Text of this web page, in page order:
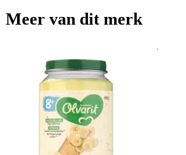
Meer van dit merk